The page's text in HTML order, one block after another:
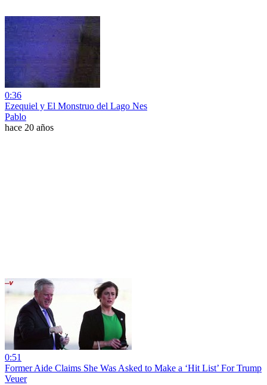
0:36
Ezequiel y El Monstruo del Lago Nes
Pablo
hace 20 años
0:51
Former Aide Claims She Was Asked to Make a ‘Hit List’ For Trump
Veuer